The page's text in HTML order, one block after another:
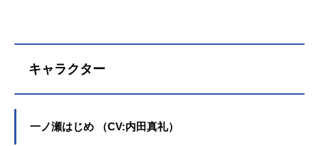
背いて地球に侵入する異星人犯罪者
なGメンバーと謎の宇宙人「ベルク・
カッツェ」、そしてSNS「GALAX」
キャラクター
一ノ瀬はじめ （CV:内田真礼）